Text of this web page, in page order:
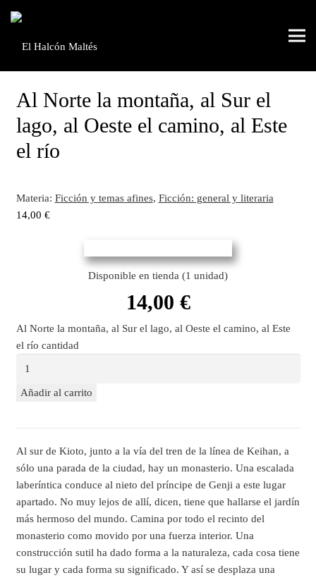
Al Norte la montaña, al Sur el
lago, al Oeste el camino, al Este
el río
Materia: Ficción y temas afines, Ficción: general y literaria
14,00 €
Disponible en tienda (1 unidad)
14,00 €
Al Norte la montaña, al Sur el lago, al Oeste el camino, al Este
el río cantidad
Añadir al carrito
Al sur de Kioto, junto a la vía del tren de la línea de Keihan, a
sólo una parada de la ciudad, hay un monasterio. Una escalada
laberíntica conduce al nieto del príncipe de Genji a este lugar
apartado. No muy lejos de allí, dicen, tiene que hallarse el jardín
más hermoso del mundo. Camina por todo el recinto del
monasterio como movido por una fuerza interior. Una
construcción sutil ha dado forma a la naturaleza, cada cosa tiene
su lugar y cada forma su significado. Y así se desplaza una